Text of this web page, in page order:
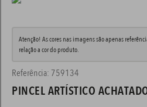
Atenção! As cores nas imagens são apenas
relação a cor do produto.
Referência: 759134
PINCEL ARTÍSTICO
3º adesivo
º spray